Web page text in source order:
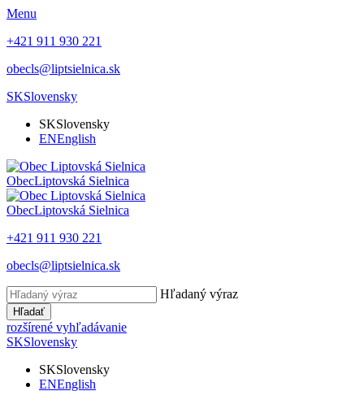
Menu
+421 911 930 221
obecls@liptsielnica.sk
SKSlovensky
SKSlovensky
ENEnglish
ObecLiptovská Sielnica
ObecLiptovská Sielnica
+421 911 930 221
obecls@liptsielnica.sk
Hľadaný výraz
Hľadať
rozšírené vyhľadávanie
SKSlovensky
SKSlovensky
ENEnglish